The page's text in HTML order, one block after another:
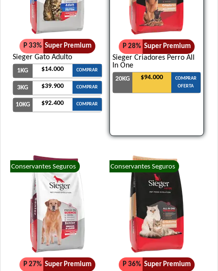
P 33% Super Premium
Sieger Gato Adulto
1KG $14.000 COMPRAR
3KG $39.900 COMPRAR
10KG $92.400 COMPRAR
P 28% Super Premium
Sieger Criadores Perro All
In One
20KG $94.000
COMPRAR
OFERTA
Conservantes Seguros
P 27% Super Premium
Conservantes Seguros
P 36% Super Premium